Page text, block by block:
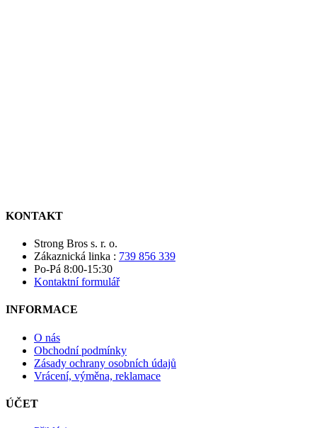
KONTAKT
Strong Bros s. r. o.
Zákaznická linka : 739 856 339
Po-Pá 8:00-15:30
Kontaktní formulář
INFORMACE
O nás
Obchodní podmínky
Zásady ochrany osobních údajů
Vrácení, výměna, reklamace
ÚČET